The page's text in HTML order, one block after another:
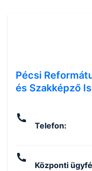
Pécsi
és Szakképző
Telefon:
Központi